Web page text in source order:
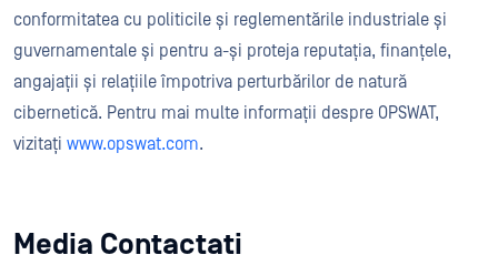
conformitatea cu politicile și reglementările industriale și
guvernamentale și pentru a-și proteja reputația, finanțele,
angajații și relațiile împotriva perturbărilor de natură
cibernetică. Pentru mai multe informații despre OPSWAT,
vizitați www.opswat.com.
Media Contactați